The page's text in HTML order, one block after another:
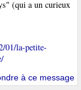
(qui a un curieux
01/la-petite-
à ce message